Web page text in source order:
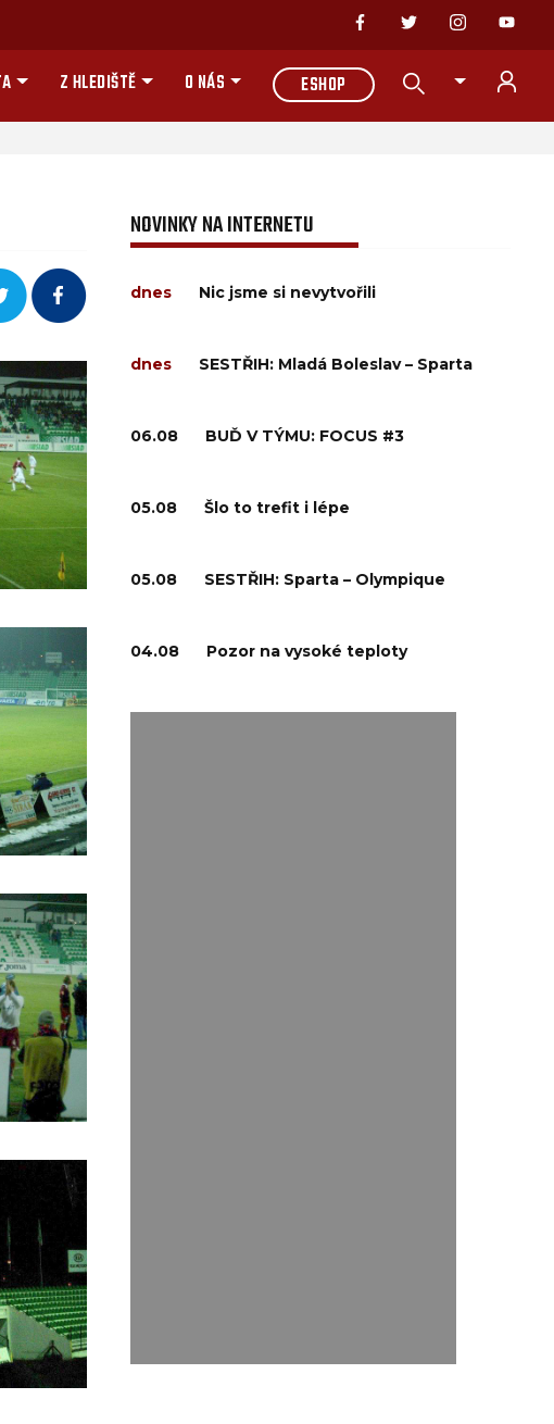
Z HLEDIŠTĚ O NÁS ESHOP
NOVINKY NA INTERNETU
dnes Nic jsme si nevytvořili
dnes SESTŘIH: Mladá Boleslav – Sparta
06.08 BUĎ V TÝMU: FOCUS #3
05.08 Šlo to trefit i lépe
05.08 SESTŘIH: Sparta – Olympique
04.08 Pozor na vysoké teploty